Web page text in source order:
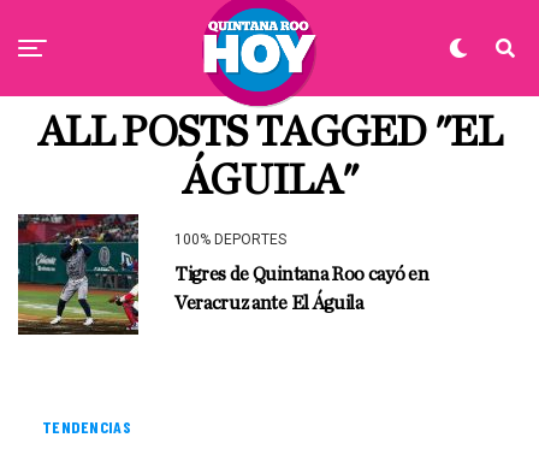
ALL POSTS TAGGED "EL
ÁGUILA"
100% DEPORTES
Tigres de Quintana Roo cayó en
Veracruz ante El Águila
TENDENCIAS